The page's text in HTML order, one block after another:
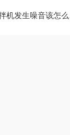
生噪音该怎么判别及处理